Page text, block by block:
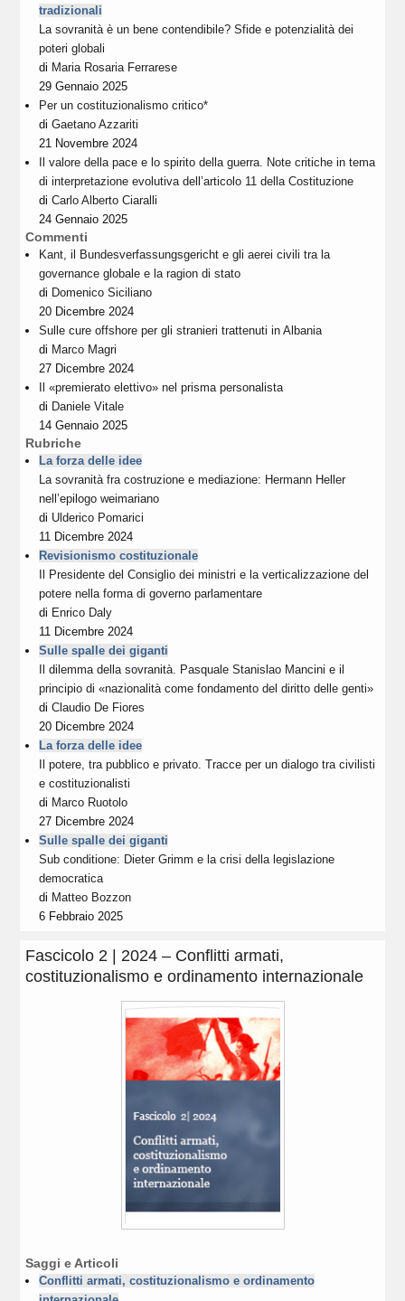
tradizionali
La sovranità è un bene contendibile? Sfide e potenzialità dei
poteri globali
di Maria Rosaria Ferrarese
29 Gennaio 2025
Per un costituzionalismo critico*
diGaetano Azzariti
21 Novembre 2024
Il valore della pace e lo spirito della guerra. Note critiche in tema
di interpretazione evolutiva dell’articolo 11 della Costituzione
diCarlo Alberto Ciaralli
24 Gennaio 2025
Commenti
Kant, il Bundesverfassungsgericht e gli aerei civili tra la
governance globale e la ragion di stato
di Domenico Siciliano
20 Dicembre 2024
Sulle cure offshore per gli stranieri trattenuti in Albania
di Marco Magri
27 Dicembre 2024
Il «premierato elettivo» nel prisma personalista
di Daniele Vitale
14 Gennaio 2025
Rubriche
La forza delle idee
La sovranità fra costruzione e mediazione: Hermann Heller
nell’epilogo weimariano
di Ulderico Pomarici
11 Dicembre 2024
Revisionismo costituzionale
Il Presidente del Consiglio dei ministri e la verticalizzazione del
potere nella forma di governo parlamentare
di Enrico Daly
11 Dicembre 2024
Sulle spalle dei giganti
Il dilemma della sovranità. Pasquale Stanislao Mancini e il
principio di «nazionalità come fondamento del diritto delle genti»
diClaudio De Fiores
20 Dicembre 2024
La forza delle idee
Il potere, tra pubblico e privato. Tracce per un dialogo tra civilisti
e costituzionalisti
di Marco Ruotolo
27 Dicembre 2024
Sulle spalle dei giganti
Sub conditione: Dieter Grimm e la crisi della legislazione
democratica
di Matteo Bozzon
6 Febbraio 2025
Fascicolo 2 | 2024 – Conflitti armati,
costituzionalismo e ordinamento internazionale
Saggi e Articoli
Conflitti armati, costituzionalismo e ordinamento